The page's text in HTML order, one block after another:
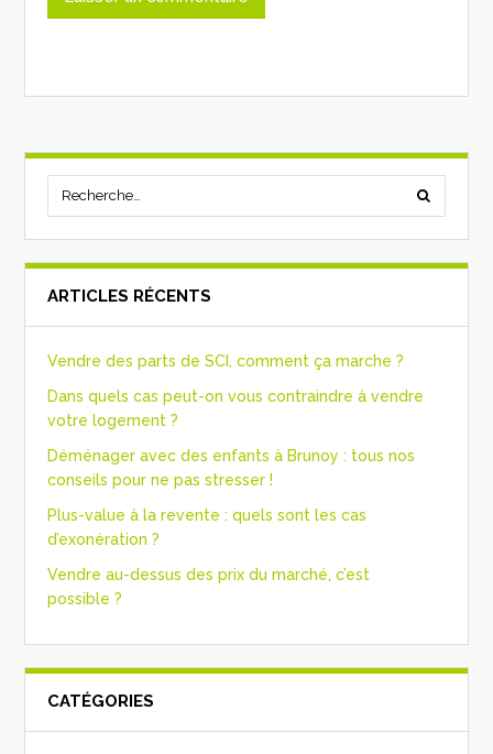
ARTICLES RÉCENTS
Vendre des parts de SCI, comment ça marche ?
Dans quels cas peut-on vous contraindre à vendre
votre logement ?
Déménager avec des enfants à Brunoy : tous nos
conseils pour ne pas stresser !
Plus-value à la revente : quels sont les cas
d’exonération ?
Vendre au-dessus des prix du marché, c’est
possible ?
CATÉGORIES